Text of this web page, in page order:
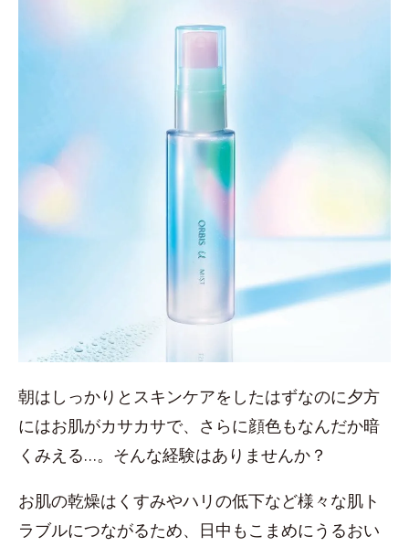
朝はしっかりとスキンケアをしたはずなのに夕方
にはお肌がカサカサで、さらに顔色もなんだか暗
くみえる…。そんな経験はありませんか？
お肌の乾燥はくすみやハリの低下など様々な肌ト
ラブルにつながるため、日中もこまめにうるおい